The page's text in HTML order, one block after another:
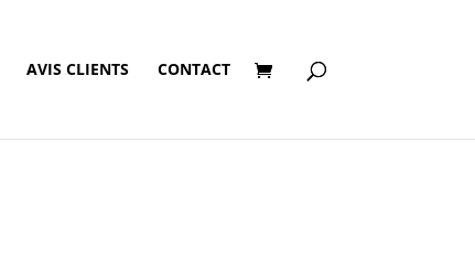
AVIS CLIENTS CONTACT